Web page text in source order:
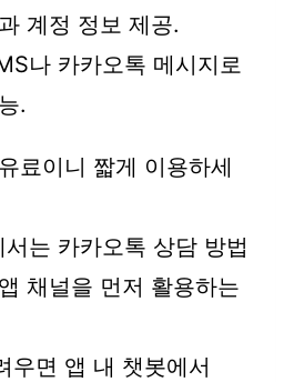
계정 정보 제공.
나 카카오톡 메시지로
.
료이니 짧게 이용하세
는 카카오톡 상담 방법
채널을 먼저 활용하는
우면 앱 내 챗봇에서